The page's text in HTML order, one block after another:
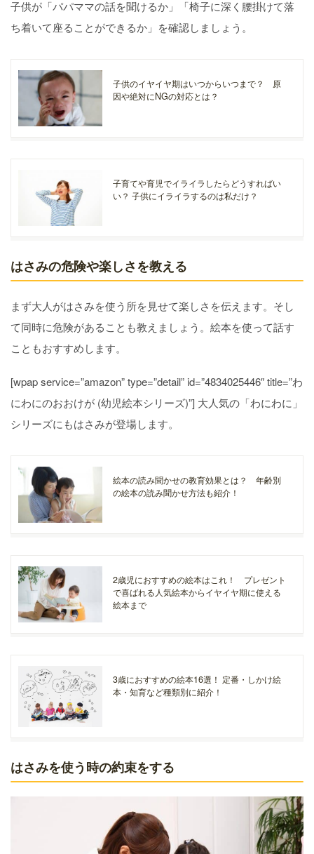
子供が「パパママの話を聞けるか」「椅子に深く腰掛けて落
ち着いて座ることができるか」を確認しましょう。
子供のイヤイヤ期はいつからいつまで？ 原
因や絶対にNGの対応とは？
子育てや育児でイライラしたらどうすればい
い？ 子供にイライラするのは私だけ？
はさみの危険や楽しさを教える
まず大人がはさみを使う所を見せて楽しさを伝えます。そし
て同時に危険があることも教えましょう。絵本を使って話す
こともおすすめします。
[wpap service=”amazon” type=”detail” id=”4834025446″ title=”わ
にわにのおおけが (幼児絵本シリーズ)”] 大人気の「わにわに」
シリーズにもはさみが登場します。
絵本の読み聞かせの教育効果とは？ 年齢別
の絵本の読み聞かせ方法も紹介！
2歳児におすすめの絵本はこれ！ プレゼント
で喜ばれる人気絵本からイヤイヤ期に使える
絵本まで
3歳におすすめの絵本16選！ 定番・しかけ絵
本・知育など種類別に紹介！
はさみを使う時の約束をする